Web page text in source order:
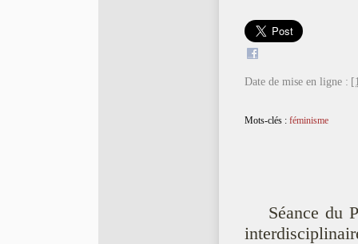
Date de mise en ligne :
Mots-clés : féminisme
Séance du